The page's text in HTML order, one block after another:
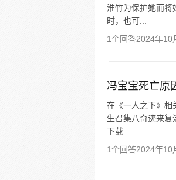
淮竹为保护她而将
时，也可...
1个回答2024年10
冯宝宝死亡原
在《一人之下》相
生召集八奇迹来复
下载 ...
1个回答2024年10